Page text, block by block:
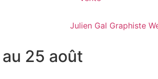
Julien Gal Graphiste
25 août